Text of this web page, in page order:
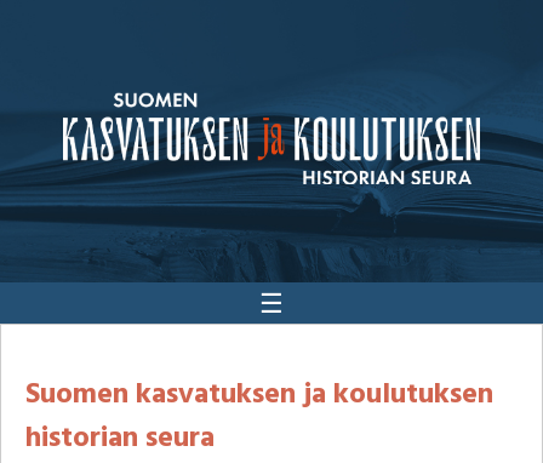
☰
Suomen kasvatuksen ja koulutuksen
historian seura